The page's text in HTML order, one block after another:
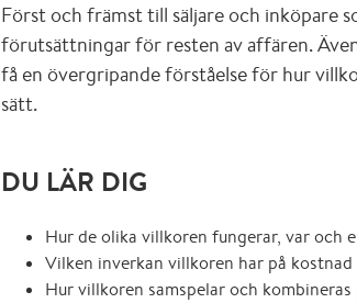
Först och främst till säljare och inköpare
förutsättningar för resten av affären.
få en övergripande förståelse för hur
sätt.
DU LÄR DIG
Hur de olika villkoren fungerar, var och
Vilken inverkan villkoren har på kostnad
Hur villkoren samspelar och kombineras